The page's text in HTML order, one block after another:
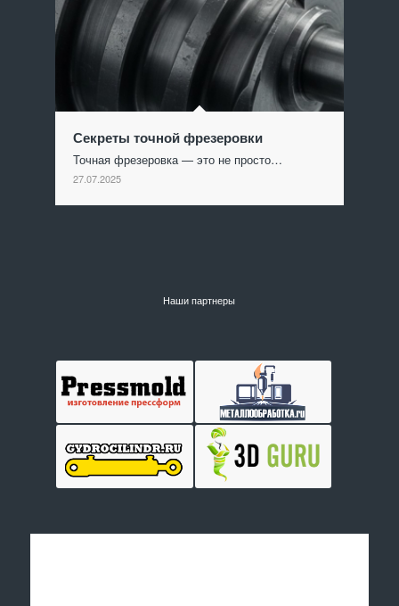
Секреты точной фрезеровки
Точная фрезеровка — это не просто…
27.07.2025
Наши партнеры